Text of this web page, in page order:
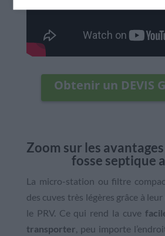
Obtenir un DEVIS
Zoom sur les
fosse septique
La micro-station ou filtre
des cuves très légères grâce à
le PRV. Ce qui rend la cuve
transporter , peu importe